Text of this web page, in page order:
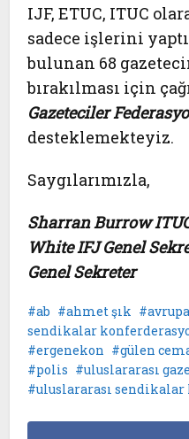
IJF, ETUC, ITUC
sadece işlerini
bulunan 68
bırakılması için
Gazeteciler
desteklemekteyiz.
Saygılarımızla,
Sharran Burrow
White IFJ Genel
Genel Sekreter
ab ahmet şık
sendikalar
ergenekon
gülen
polis
uluslararası
uluslararası sendikalar